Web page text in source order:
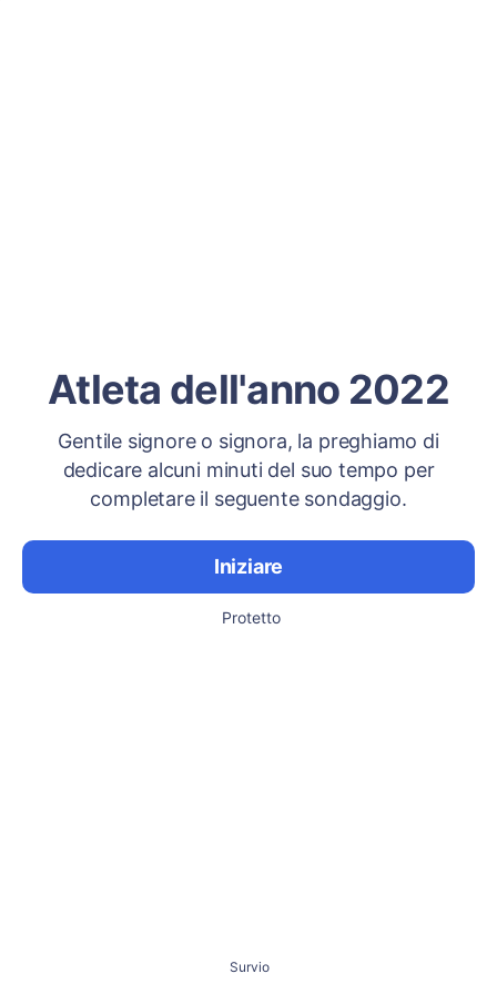
Atleta dell'anno 2022
Gentile signore o signora, la preghiamo di
dedicare alcuni minuti del suo tempo per
completare il seguente sondaggio.
Iniziare
Protetto
Survio